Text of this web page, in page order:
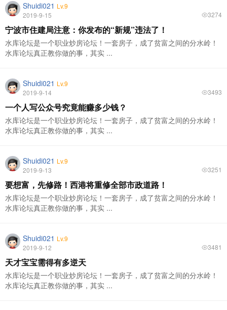
Shuidi021 Lv.9
2019-9-15
3274
宁波市住建局注意：你发布的“新规”违法了！
水库论坛是一个职业炒房论坛！一套房子，成了贫富之间的分水岭！
水库论坛真正教你做的事，其实 ...
Shuidi021 Lv.9
2019-9-14
3493
一个人写公众号究竟能赚多少钱？
水库论坛是一个职业炒房论坛！一套房子，成了贫富之间的分水岭！
水库论坛真正教你做的事，其实 ...
Shuidi021 Lv.9
2019-9-13
3251
要想富，先修路！西港将重修全部市政道路！
水库论坛是一个职业炒房论坛！一套房子，成了贫富之间的分水岭！
水库论坛真正教你做的事，其实 ...
Shuidi021 Lv.9
2019-9-12
3481
天才宝宝需得有多逆天
水库论坛是一个职业炒房论坛！一套房子，成了贫富之间的分水岭！
水库论坛真正教你做的事，其实 ...